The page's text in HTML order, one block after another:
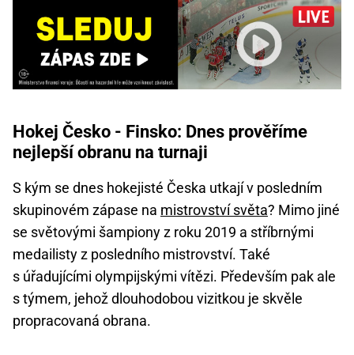
Hokej Česko - Finsko: Dnes prověříme
nejlepší obranu na turnaji
S kým se dnes hokejisté Česka utkají v posledním
skupinovém zápase na mistrovství světa? Mimo jiné
se světovými šampiony z roku 2019 a stříbrnými
medailisty z posledního mistrovství. Také
s úřadujícími olympijskými vítězi. Především pak ale
s týmem, jehož dlouhodobou vizitkou je skvěle
propracovaná obrana.